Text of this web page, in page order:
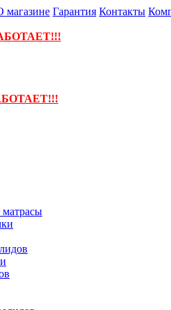
магазине Гарантия Контакты